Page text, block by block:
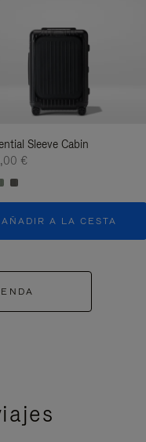
Sleeve Cabin
€
AÑADIR A LA CESTA